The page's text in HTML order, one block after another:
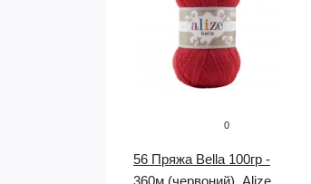
0
56 Пряжа Bella 100гр -
360м (червоний). Alize